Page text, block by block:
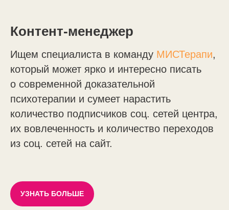
Контент-менеджер
Ищем специалиста в команду MИСТерапи,
который может ярко и интересно писать
о современной доказательной
психотерапии и сумеет нарастить
количество подписчиков соц. сетей центра,
их вовлеченность и количество переходов
из соц. сетей на сайт.
УЗНАТЬ БОЛЬШЕ